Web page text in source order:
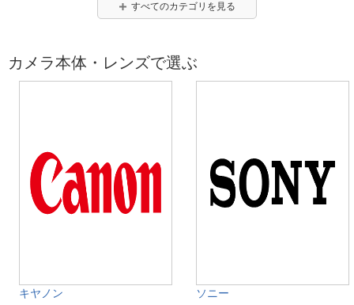
すべてのカテゴリを見る
カメラ本体・レンズで選ぶ
キヤノン ソニー